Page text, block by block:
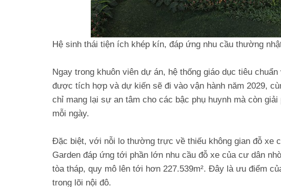
Hệ sinh thái tiện ích khép kín, đáp ứng nhu cầu thường
Ngay trong khuôn viên dự án, hệ thống giáo dục tiêu
được tích hợp và dự kiến sẽ đi vào vận hành năm 2029,
chỉ mang lại sự an tâm cho các bậc phụ huynh mà còn
mỗi ngày.
Đặc biệt, với nỗi lo thường trực về thiếu không gian đỗ xe
Garden đáp ứng tới phần lớn nhu cầu đỗ xe của cư dân
tòa tháp, quy mô lên tới hơn 227.539m². Đây là ưu điểm
trong lõi nội đô.